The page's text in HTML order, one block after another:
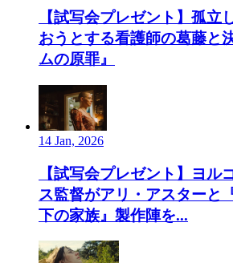
【試写会プレゼント】孤立
おうとする看護師の葛藤と
ムの原罪』
14 Jan, 2026
【試写会プレゼント】ヨル
ス監督がアリ・アスターと
下の家族』製作陣を...